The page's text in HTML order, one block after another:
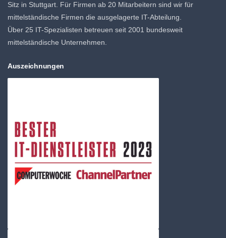
Sitz in Stuttgart. Für Firmen ab 20 Mitarbeitern sind wir für
mittelständische Firmen die ausgelagerte IT-Abteilung.
Über 25 IT-Spezialisten betreuen seit 2001 bundesweit
mittelständische Unternehmen.
Auszeichnungen